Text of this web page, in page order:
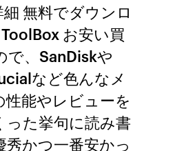
無料でダウンロ
お安い買
で、SanDiskや
など色んなメ
性能やレビューを
った挙句に読み書
秀かつ一番安かっ